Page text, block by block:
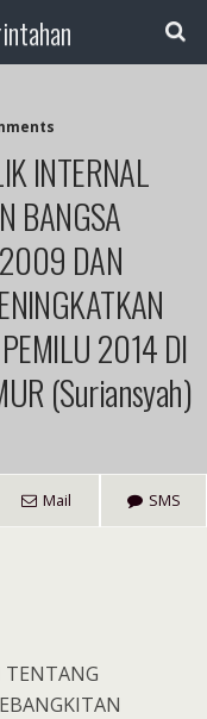
INTERNAL
BANGSA
DAN
2014 DI
(Suriansyah)
Mail SMS
TENTANG